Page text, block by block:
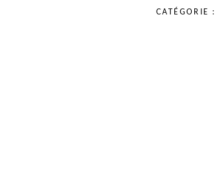
quantity
CATÉGORIE :